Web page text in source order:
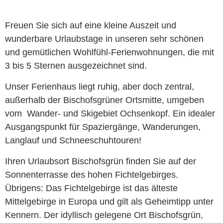
Freuen Sie sich auf eine kleine Auszeit und
wunderbare Urlaubstage in unseren sehr schönen
und gemütlichen Wohlfühl-Ferienwohnungen, die mit
3 bis 5 Sternen ausgezeichnet sind.
Unser Ferienhaus liegt ruhig, aber doch zentral,
außerhalb der Bischofsgrüner Ortsmitte, umgeben
vom Wander- und Skigebiet Ochsenkopf. Ein idealer
Ausgangspunkt für Spaziergänge, Wanderungen,
Langlauf und Schneeschuhtouren!
Ihren Urlaubsort Bischofsgrün finden Sie auf der
Sonnenterrasse des hohen Fichtelgebirges.
Übrigens: Das Fichtelgebirge ist das älteste
Mittelgebirge in Europa und gilt als Geheimtipp unter
Kennern. Der idyllisch gelegene Ort Bischofsgrün,